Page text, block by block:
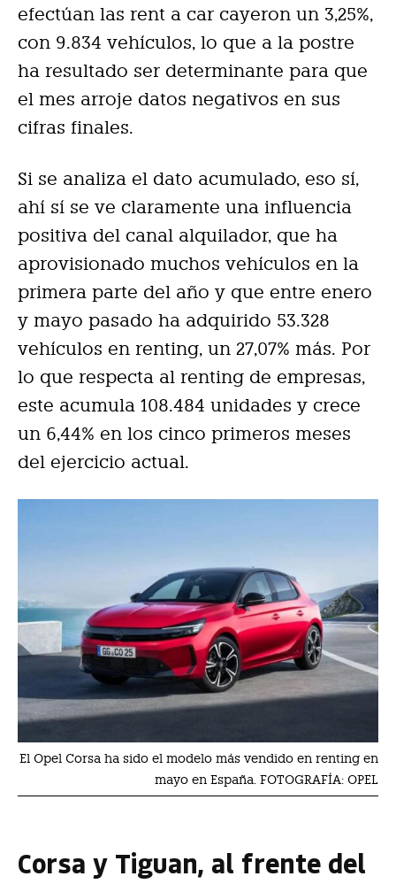
efectúan las rent a car cayeron un 3,25%,
con 9.834 vehículos, lo que a la postre
ha resultado ser determinante para que
el mes arroje datos negativos en sus
cifras finales.
Si se analiza el dato acumulado, eso sí,
ahí sí se ve claramente una influencia
positiva del canal alquilador, que ha
aprovisionado muchos vehículos en la
primera parte del año y que entre enero
y mayo pasado ha adquirido 53.328
vehículos en renting, un 27,07% más. Por
lo que respecta al renting de empresas,
este acumula 108.484 unidades y crece
un 6,44% en los cinco primeros meses
del ejercicio actual.
El Opel Corsa ha sido el modelo más vendido en renting en
mayo en España. FOTOGRAFÍA: OPEL
Corsa y Tiguan, al frente del